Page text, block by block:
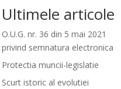
Ultimele articole
O.U.G. nr. 36 din 5 mai 2021
privind semnatura electronica
Protectia muncii-legislatie
Scurt istoric al evolutiei